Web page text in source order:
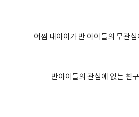
어쩜 내아이가 반 아이들의 무관심
반아이들의 관심에 없는 친